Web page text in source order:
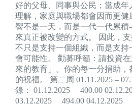
好的父母、同事與公民；當成年
理解，家庭與職場都會因而更健
響不是一天，而是一代一代累
來真正被改變的方式。 因此，
不只是支持一個組織，而是支持
會可能性。 勸募呼籲：請投資
來的教育」。你的每一分捐助，
的祝福。 第二周 01.11.2025 –
錄： 01.12.2025 400.00
03.12.2025 494.00 04.12.2025